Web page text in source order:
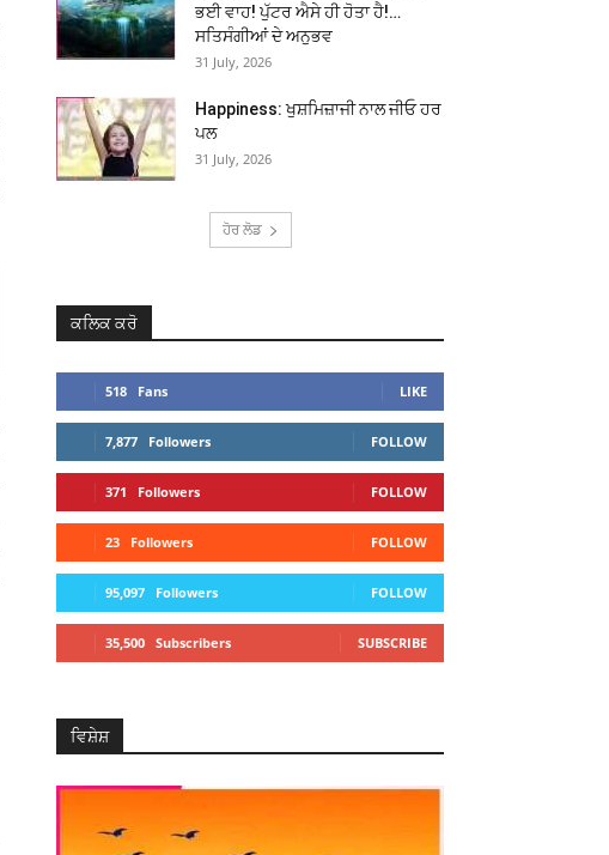
ਭਈ ਵਾਹ! ਪੁੱਟਰ ਐਸੇ ਹੀ ਹੋਤਾ ਹੈ!…
ਸਤਿਸੰਗੀਆਂ ਦੇ ਅਨੁਭਵ
31 July, 2026
Happiness: ਖੁਸ਼ਮਿਜ਼ਾਜੀ ਨਾਲ ਜੀਓ ਹਰ
ਪਲ
31 July, 2026
ਹੋਰ ਲੋਡ
ਕਲਿਕ ਕਰੋ
518 Fans LIKE
7,877 Followers FOLLOW
371 Followers FOLLOW
23 Followers FOLLOW
95,097 Followers FOLLOW
35,500 Subscribers SUBSCRIBE
ਵਿਸ਼ੇਸ਼